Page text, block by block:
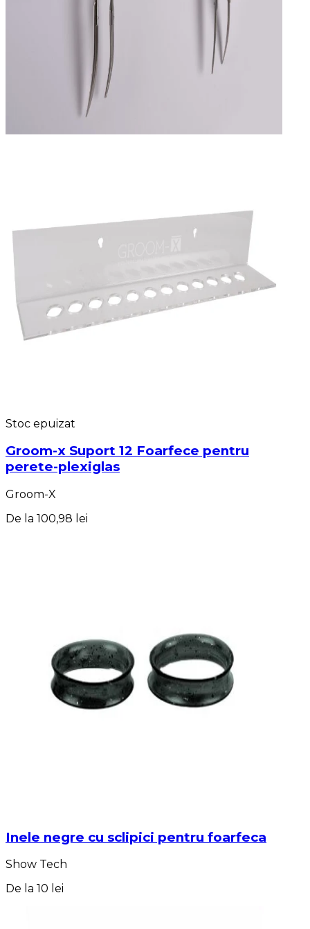
Stoc epuizat
Groom-x Suport 12 Foarfece pentru
perete-plexiglas
Groom-X
De la 100,98 lei
Inele negre cu sclipici pentru foarfeca
Show Tech
De la 10 lei